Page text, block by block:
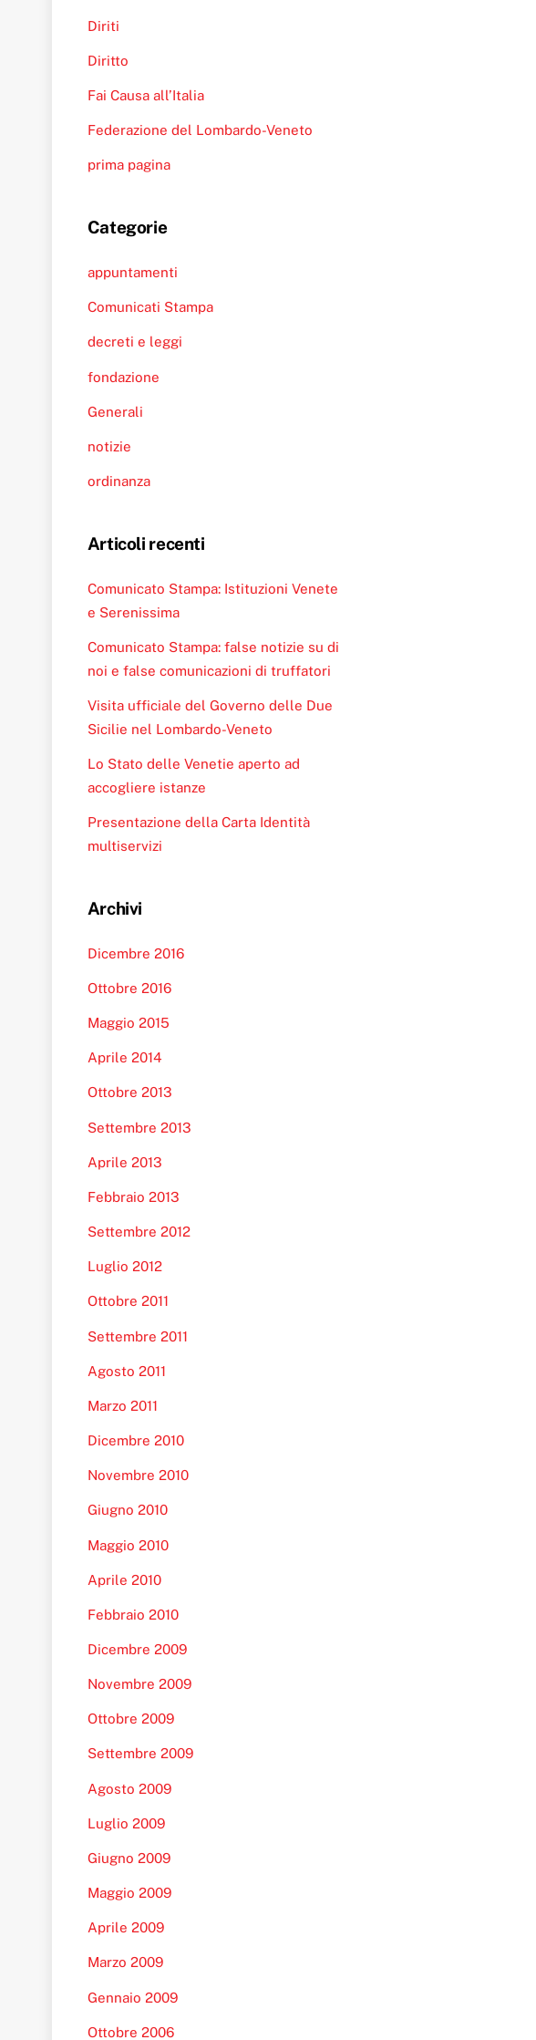
Diriti
Diritto
Fai Causa all’Italia
Federazione del Lombardo-Veneto
prima pagina
Categorie
appuntamenti
Comunicati Stampa
decreti e leggi
fondazione
Generali
notizie
ordinanza
Articoli recenti
Comunicato Stampa: Istituzioni Venete
e Serenissima
Comunicato Stampa: false notizie su di
noi e false comunicazioni di truffatori
Visita ufficiale del Governo delle Due
Sicilie nel Lombardo-Veneto
Lo Stato delle Venetie aperto ad
accogliere istanze
Presentazione della Carta Identità
multiservizi
Archivi
Dicembre 2016
Ottobre 2016
Maggio 2015
Aprile 2014
Ottobre 2013
Settembre 2013
Aprile 2013
Febbraio 2013
Settembre 2012
Luglio 2012
Ottobre 2011
Settembre 2011
Agosto 2011
Marzo 2011
Dicembre 2010
Novembre 2010
Giugno 2010
Maggio 2010
Aprile 2010
Febbraio 2010
Dicembre 2009
Novembre 2009
Ottobre 2009
Settembre 2009
Agosto 2009
Luglio 2009
Giugno 2009
Maggio 2009
Aprile 2009
Marzo 2009
Gennaio 2009
Ottobre 2006